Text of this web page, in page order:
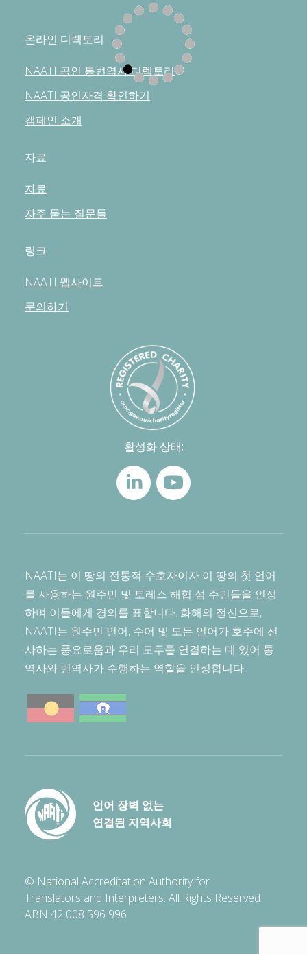
온라인 디렉토리
NAATI 공인 통번역사 디렉토리
NAATI 공인자격 확인하기
캠페인 소개
자료
자료
자주 묻는 질문들
링크
NAATI 웹사이트
문의하기
활성화 상태:
NAATI는 이 땅의 전통적 수호자이자 이 땅의 첫 언어
를 사용하는 원주민 및 토레스 해협 섬 주민들을 인정
하며 이들에게 경의를 표합니다. 화해의 정신으로,
NAATI는 원주민 언어, 수어 및 모든 언어가 호주에 선
사하는 풍요로움과 우리 모두를 연결하는 데 있어 통
역사와 번역사가 수행하는 역할을 인정합니다.
언어 장벽 없는
연결된 지역사회
© National Accreditation Authority for
Translators and Interpreters. All Rights Reserved
ABN 42 008 596 996